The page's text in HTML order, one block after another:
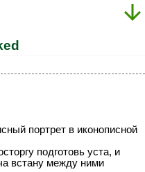
портрет в иконописной
подготовь уста, и
встану между ними